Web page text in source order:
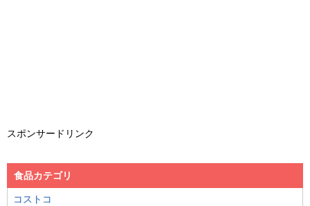
スポンサードリンク
食品カテゴリ
コストコ